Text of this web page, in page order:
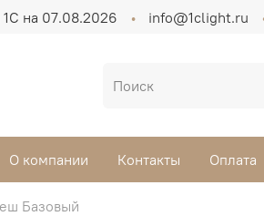
на 07.08.2026 info@1clight.ru
О компании Контакты Оплата
Базовый